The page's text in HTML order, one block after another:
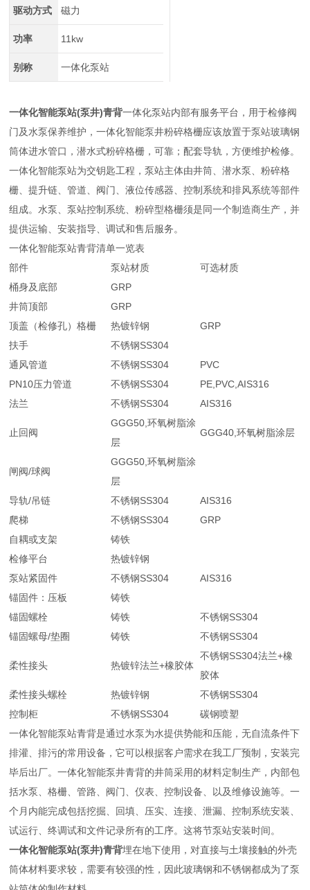
驱动方式 磁力
功率 11kw
别称 一体化泵站
一体化智能泵站(泵井)青背一体化泵站内部有服务平台，用于检修阀
门及水泵保养维护，一体化智能泵井粉碎格栅应该放置于泵站玻璃钢
筒体进水管口，潜水式粉碎格栅，可靠；配套导轨，方便维护检修。
一体化智能泵站为交钥匙工程，泵站主体由井筒、潜水泵、粉碎格
栅、提升链、管道、阀门、液位传感器、控制系统和排风系统等部件
组成。水泵、泵站控制系统、粉碎型格栅须是同一个制造商生产，并
提供运输、安装指导、调试和售后服务。
一体化智能泵站青背清单一览表
部件
泵站材质
可选材质
桶身及底部
GRP
井筒顶部
GRP
顶盖（检修孔）格栅
热镀锌钢
GRP
扶手
不锈钢SS304
通风管道
不锈钢SS304
PVC
PN10压力管道
不锈钢SS304
PE,PVC,AIS316
法兰
不锈钢SS304 AIS316
止回阀
GGG50,环氧树脂涂
层
GGG40,环氧树脂涂层
闸阀/球阀
GGG50,环氧树脂涂
层
导轨/吊链
不锈钢SS304
AIS316
爬梯
不锈钢SS304
GRP
自耦或支架
铸铁
检修平台
热镀锌钢
泵站紧固件
不锈钢SS304
AIS316
锚固件：压板
铸铁
锚固螺栓
铸铁
不锈钢SS304
锚固螺母/垫圈
铸铁 不锈钢SS304
柔性接头 热镀锌法兰+橡胶体
不锈钢SS304法兰+橡
胶体
柔性接头螺栓
热镀锌钢
不锈钢SS304
控制柜
不锈钢SS304
碳钢喷塑
一体化智能泵站青背是通过水泵为水提供势能和压能，无自流条件下
排灌、排污的常用设备，它可以根据客户需求在我工厂预制，安装完
毕后出厂。一体化智能泵井青背的井筒采用的材料定制生产，内部包
括水泵、格栅、管路、阀门、仪表、控制设备、以及维修设施等。一
个月内能完成包括挖掘、回填、压实、连接、泄漏、控制系统安装、
试运行、终调试和文件记录所有的工序。这将节泵站安装时间。
一体化智能泵站(泵井)青背埋在地下使用，对直接与土壤接触的外壳
筒体材料要求较，需要有较强的性，因此玻璃钢和不锈钢都成为了泵